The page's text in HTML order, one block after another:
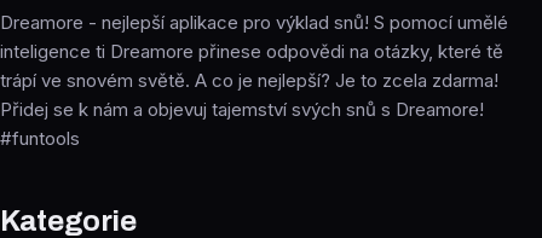
Dreamore - nejlepší aplikace pro výklad snů! S pomocí umělé
inteligence ti Dreamore přinese odpovědi na otázky, které tě
trápí ve snovém světě. A co je nejlepší? Je to zcela zdarma!
Přidej se k nám a objevuj tajemství svých snů s Dreamore!
#funtools
Kategorie